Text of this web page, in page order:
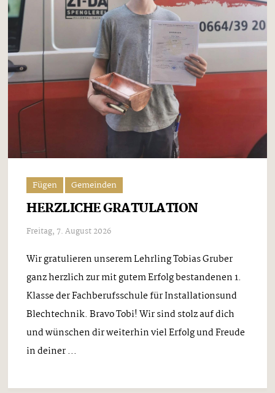
Fügen Gemeinden
HERZLICHE GRATULATION
Freitag, 7. August 2026
Wir gratulieren unserem Lehrling Tobias Gruber
ganz herzlich zur mit gutem Erfolg bestandenen 1.
Klasse der Fachberufsschule für Installationsund
Blechtechnik. Bravo Tobi! Wir sind stolz auf dich
und wünschen dir weiterhin viel Erfolg und Freude
in deiner ...